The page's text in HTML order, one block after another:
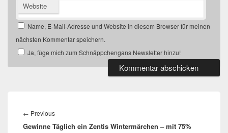
Website
Name, E-Mail-Adresse und Website in diesem Browser für meinen
nächsten Kommentar speichern.
Ja, füge mich zum Schnäppchengans Newsletter hinzu!
← PreviousPrevious
post:
Gewinne Täglich ein Zentis Wintermärchen – mit 75%